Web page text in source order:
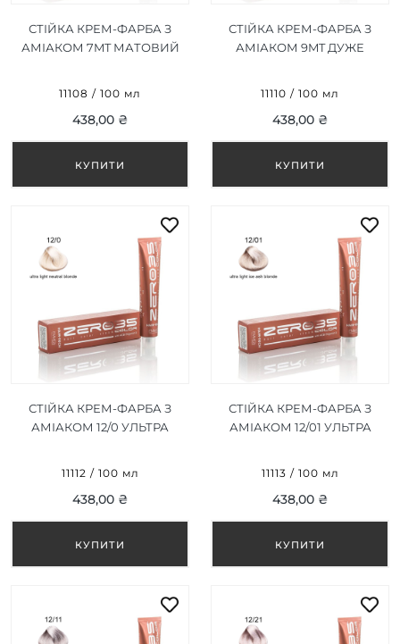
СТІЙКА КРЕМ-ФАРБА З
АМІАКОМ 7MT МАТОВИЙ
11108 / 100 мл
438,00 ₴
СТІЙКА КРЕМ-ФАРБА З
АМІАКОМ 9MT ДУЖЕ
BLONDE 100ML
11110 / 100 мл
438,00 ₴
СТІЙКА КРЕМ-ФАРБА З
АМІАКОМ 12/0 УЛЬТРА
NEUTRAL BLONDE 100ML
11112 / 100 мл
438,00 ₴
СТІЙКА КРЕМ-ФАРБА З
АМІАКОМ 12/01 УЛЬТРА
ASH BLONDE 100ML
11113 / 100 мл
438,00 ₴